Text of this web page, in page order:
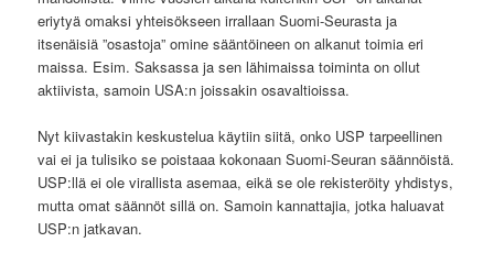
eriytyä omaksi yhteisökseen irrallaan Suomi-Seurasta ja
itsenäisiä ”osastoja” omine sääntöineen on alkanut toimia eri
maissa. Esim. Saksassa ja sen lähimaissa toiminta on ollut
aktiivista, samoin USA:n joissakin osavaltioissa.
Nyt kiivastakin keskustelua käytiin siitä, onko USP tarpeellinen
vai ei ja tulisiko se poistaaa kokonaan Suomi-Seuran säännöistä.
USP:llä ei ole virallista asemaa, eikä se ole rekisteröity yhdistys,
mutta omat säännöt sillä on. Samoin kannattajia, jotka haluavat
USP:n jatkavan.